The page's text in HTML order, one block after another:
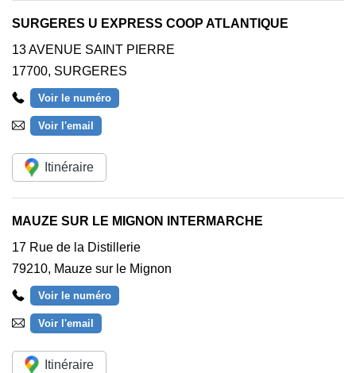
SURGERES U EXPRESS COOP ATLANTIQUE
13 AVENUE SAINT PIERRE
17700, SURGERES
Voir le numéro
Voir l'email
Itinéraire
MAUZE SUR LE MIGNON INTERMARCHE
17 Rue de la Distillerie
79210, Mauze sur le Mignon
Voir le numéro
Voir l'email
Itinéraire